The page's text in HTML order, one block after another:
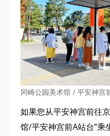
冈崎公园美术馆 / 平安神宫
如果您从平安神宫前往
馆/平安神宫前A站台”乘